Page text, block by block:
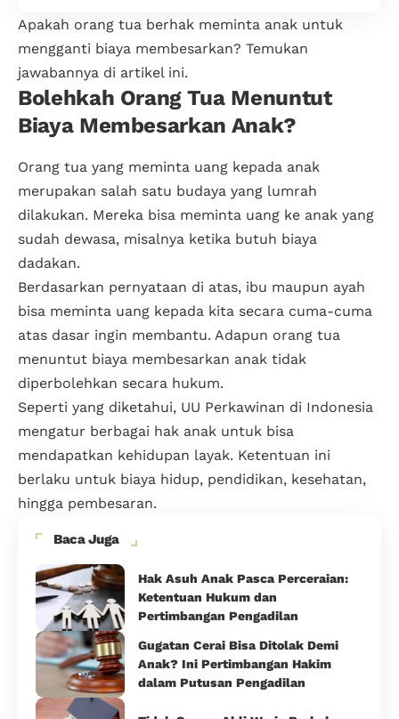
Apakah orang tua berhak meminta anak untuk
mengganti biaya membesarkan? Temukan
jawabannya di artikel ini.
Bolehkah Orang Tua Menuntut
Biaya Membesarkan Anak?
Orang tua yang meminta uang kepada anak
merupakan salah satu budaya yang lumrah
dilakukan. Mereka bisa meminta uang ke anak yang
sudah dewasa, misalnya ketika butuh biaya
dadakan.
Berdasarkan pernyataan di atas, ibu maupun ayah
bisa meminta uang kepada kita secara cuma-cuma
atas dasar ingin membantu. Adapun orang tua
menuntut biaya membesarkan anak tidak
diperbolehkan secara hukum.
Seperti yang diketahui, UU Perkawinan di Indonesia
mengatur berbagai hak anak untuk bisa
mendapatkan kehidupan layak. Ketentuan ini
berlaku untuk biaya hidup, pendidikan, kesehatan,
hingga pembesaran.
Baca Juga
Hak Asuh Anak Pasca Perceraian:
Ketentuan Hukum dan
Pertimbangan Pengadilan
Gugatan Cerai Bisa Ditolak Demi
Anak? Ini Pertimbangan Hakim
dalam Putusan Pengadilan